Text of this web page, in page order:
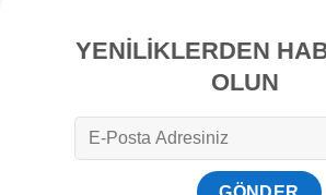
YENİLİKLERDEN
OLUN